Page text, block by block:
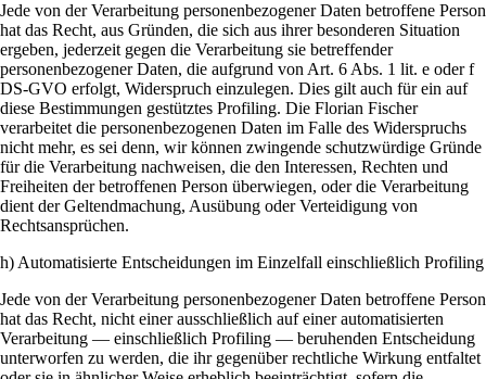
Jede von der Verarbeitung personenbezogener Daten betroffene Person
hat das Recht, aus Gründen, die sich aus ihrer besonderen Situation
ergeben, jederzeit gegen die Verarbeitung sie betreffender
personenbezogener Daten, die aufgrund von Art. 6 Abs. 1 lit. e oder f
DS-GVO erfolgt, Widerspruch einzulegen. Dies gilt auch für ein auf
diese Bestimmungen gestütztes Profiling. Die Florian Fischer
verarbeitet die personenbezogenen Daten im Falle des Widerspruchs
nicht mehr, es sei denn, wir können zwingende schutzwürdige Gründe
für die Verarbeitung nachweisen, die den Interessen, Rechten und
Freiheiten der betroffenen Person überwiegen, oder die Verarbeitung
dient der Geltendmachung, Ausübung oder Verteidigung von
Rechtsansprüchen.
h) Automatisierte Entscheidungen im Einzelfall einschließlich Profiling
Jede von der Verarbeitung personenbezogener Daten betroffene Person
hat das Recht, nicht einer ausschließlich auf einer automatisierten
Verarbeitung — einschließlich Profiling — beruhenden Entscheidung
unterworfen zu werden, die ihr gegenüber rechtliche Wirkung entfaltet